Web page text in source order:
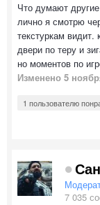
Что думают
лично я смотрю
текстуркам видит.
двери по теру и
но моментов по
Изменено 5
1 пользователю
7 035